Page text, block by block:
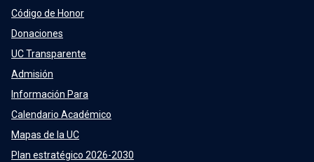
Código de Honor
Donaciones
UC Transparente
Admisión
Información Para
Calendario Académico
Mapas de la UC
Plan estratégico 2026-2030